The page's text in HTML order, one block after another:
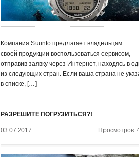
Компания Suunto предлагает владельцам
своей продукции воспользоваться сервисом,
отправив заявку через Интернет, находясь в
из следующих стран. Если ваша страна не
в списке, […]
РАЗРЕШИТЕ ПОГРУЗИТЬСЯ?!
03.07.2017 Просмотров: